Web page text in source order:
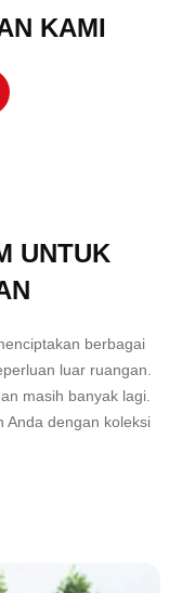
KAMI
UNTUK
berbagai
luar ruangan.
masih banyak lagi.
Anda dengan koleksi